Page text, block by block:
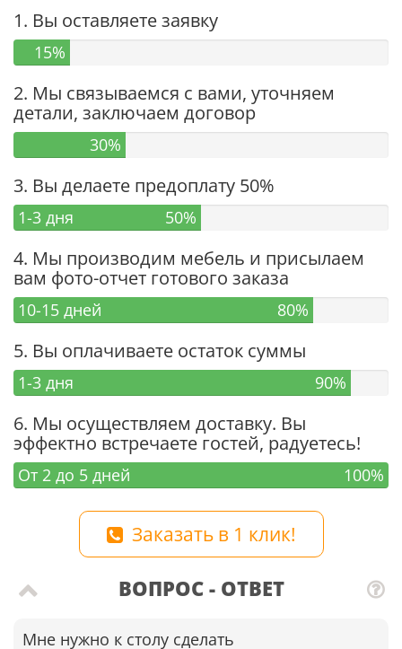
1. Вы оставляете заявку
15%
2. Мы связываемся с вами, уточняем
детали, заключаем договор
30%
3. Вы делаете предоплату 50%
1-3 дня 50%
4. Мы производим мебель и присылаем
вам фото-отчет готового заказа
10-15 дней 80%
5. Вы оплачиваете остаток суммы
1-3 дня 90%
6. Мы осуществляем доставку. Вы
эффектно встречаете гостей, радуетесь!
От 2 до 5 дней 100%
Заказать в 1 клик!
ВОПРОС - ОТВЕТ
Мне нужно к столу сделать